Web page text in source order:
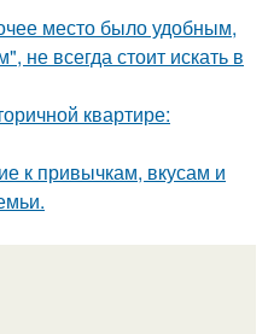
место было удобным,
не всегда стоит искать в
квартире:
к привычкам, вкусам и